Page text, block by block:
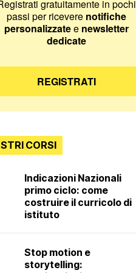
gratuitamente in pochi
passi per ricevere notifiche
personalizzatee newsletter
dedicate
REGISTRATI
CORSI
Indicazioni Nazionali
primo ciclo: come
costruire il curricolo di
istituto
Stop motion e
storytelling: